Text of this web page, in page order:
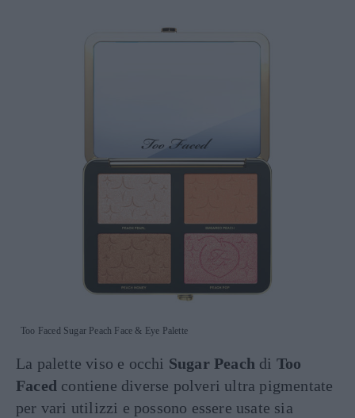
Too Faced Sugar Peach Face & Eye Palette
La palette viso e occhi Sugar Peach di Too
Faced contiene diverse polveri ultra pigmentate
per vari utilizzi e possono essere usate sia